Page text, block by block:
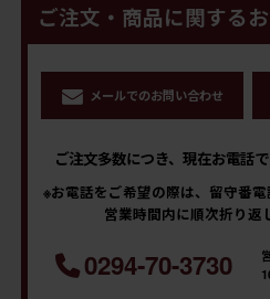
ご注文・商品に関する
メールでのお問い合わせ
ご注文多数につき、現在お電話
※お電話をご希望の際は、留守番
営業時間内に順次折り返
0294-70-3730